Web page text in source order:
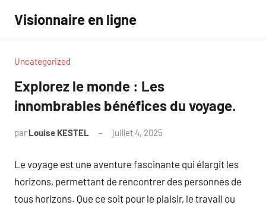
contenu
Visionnaire en ligne
Uncategorized
Explorez le monde : Les
innombrables bénéfices du voyage.
par Louise KESTEL juillet 4, 2025
Le voyage est une aventure fascinante qui élargit les
horizons, permettant de rencontrer des personnes de
tous horizons. Que ce soit pour le plaisir, le travail ou